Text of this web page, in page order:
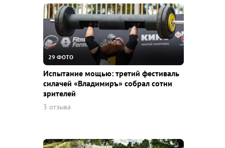
29 ФОТО
Испытание мощью: третий фестиваль
силачей «Владимиръ» собрал сотни
зрителей
3 отзыва